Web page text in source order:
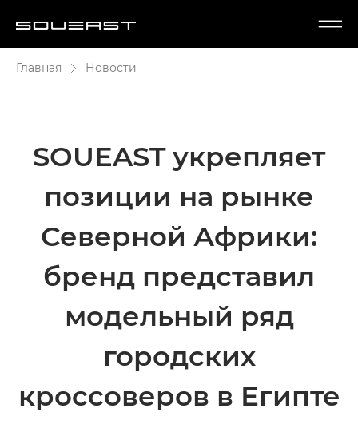
Главная Новости
SOUEAST укрепляет
позиции на рынке
Северной Африки:
бренд представил
модельный ряд
городских
кроссоверов в Египте